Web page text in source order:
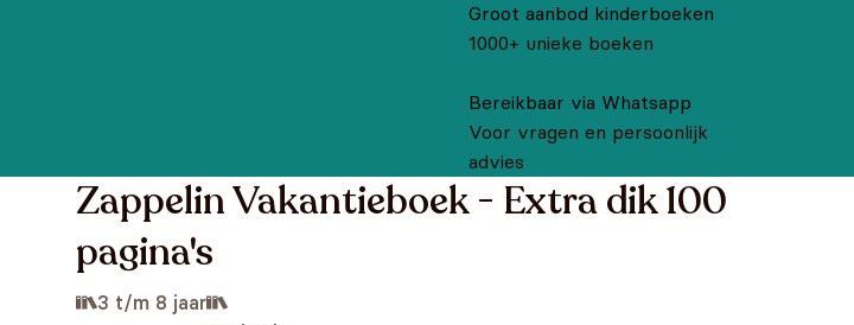
Groot aanbod kinderboeken
1000+ unieke boeken
Bereikbaar via Whatsapp
Voor vragen en persoonlijk
advies
Zappelin Vakantieboek - Extra dik 100
pagina's
3 t/m 8 jaar